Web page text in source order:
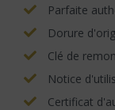
Parfaite
Dorure
Clé de
Notice
Certificat